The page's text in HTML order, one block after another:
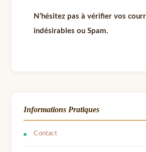
N’hésitez pas à vérifier vos
indésirables ou Spam.
Informations Pratiques
Contact